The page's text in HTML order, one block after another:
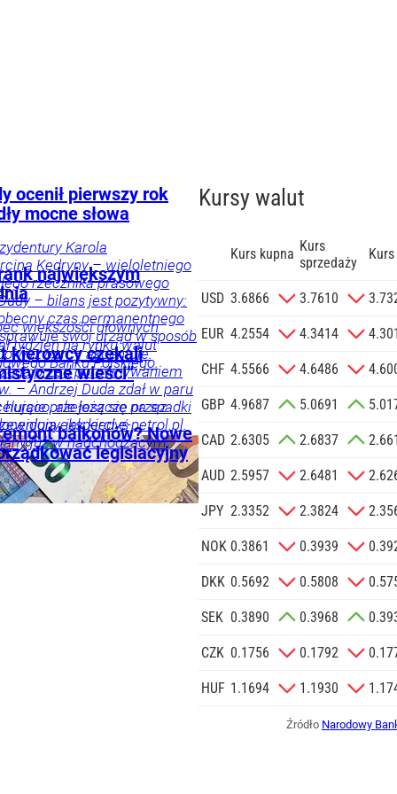
na
na podany
o.o. w imieniu
zlecenie jej
SIĘ
ocenił pierwszy rok
mocne słowa
Karola
Kędryny – wieloletniego
rzecznika prasowego
– bilans jest pozytywny:
czas permanentnego
swój urząd w sposób
wyzwań – akcentuje.
przed porównywaniem
– Andrzej Duda zdał w paru
ale jeszcze przez
jak kiedyś
a po latach się to zmieniło
Andrzeja Dudy.
największym
większości głównych
tydzień na rynku walut
Banku Polskiego.
kierowcy czekali
wieści”
przełożą się na spadki
eksperci e-petrol.pl.
już w nadchodzącym
balkonów? Nowe
legislacyjny
zostać objęte nowymi
Kursy walut
Kurs kupna Kurs
sprzedaży
USD 3.6866 3.7610
EUR 4.2554 4.3414
CHF 4.5566 4.6486
GBP 4.9687 5.0691
CAD 2.6305 2.6837
AUD 2.5957 2.6481
JPY 2.3352 2.3824
NOK 0.3861 0.3939
DKK 0.5692 0.5808
SEK 0.3890 0.3968
CZK 0.1756 0.1792
HUF 1.1694 1.1930
Źródło Narodowy